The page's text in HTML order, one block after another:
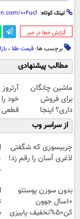
لینک کوتاه:
‌گزارش خطا در خبر
برچسب ها: قیمت طلا ،
مطالب پیشنهادی
ماشین چانگان
برای فروش
داری؟ اینجا
سریع بفروشش
خود
قطعی
کنید!
از سراسر وب
چربیسوزی که شگفتی
لاغری آسان را رقم زد!
بدون سوزن پوستتو
10سال جوون
کن50%تخفیف پاییزی